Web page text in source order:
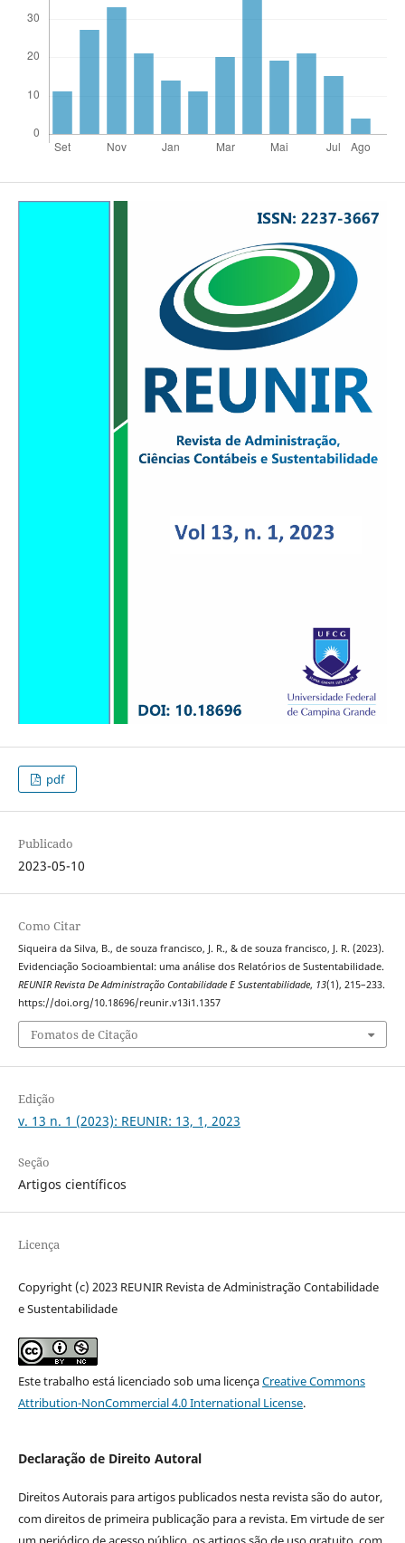
pdf
Publicado
2023-05-10
Como Citar
Siqueira da Silva, B., de souza francisco, J. R., & de souza francisco, J. R. (2023).
Evidenciação Socioambiental: uma análise dos Relatórios de Sustentabilidade.
REUNIR Revista De Administração Contabilidade E Sustentabilidade, 13(1), 215–233.
https://doi.org/10.18696/reunir.v13i1.1357
Fomatos de Citação
Edição
v. 13 n. 1 (2023): REUNIR: 13, 1, 2023
Seção
Artigos científicos
Licença
Copyright (c) 2023 REUNIR Revista de Administração Contabilidade
e Sustentabilidade
Este trabalho está licenciado sob uma licençaCreative Commons
Attribution-NonCommercial 4.0 International License.
Declaração de Direito Autoral
Direitos Autorais para artigos publicados nesta revista são do autor,
com direitos de primeira publicação para a revista. Em virtude de ser